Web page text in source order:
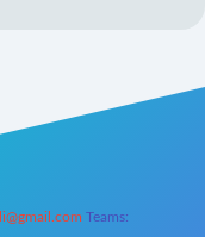
Teams: